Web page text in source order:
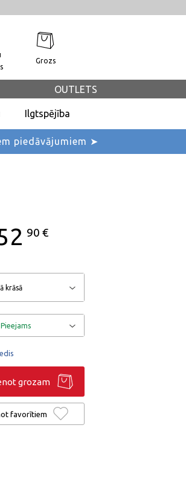
Grozs
Ilgtspējība
OUTLETS
piedāvājumiem ➤
90 €
krāsā
Pieejams
grozam
favorītiem